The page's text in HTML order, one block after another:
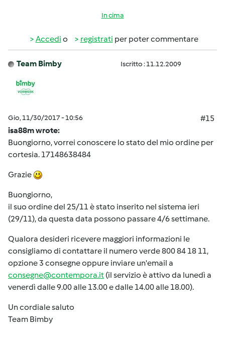
In cima
Accedi o registrati per poter commentare
Team Bimby Iscritto : 11.12.2009
Gio, 11/30/2017 - 10:56
#15
isa88m wrote:
Buongiorno, vorrei conoscere lo stato del mio ordine per
cortesia. 17148638484
Grazie
Buongiorno,
il suo ordine del 25/11 è stato inserito nel sistema ieri
(29/11), da questa data possono passare 4/6 settimane.
Qualora desideri ricevere maggiori informazioni le
consigliamo di contattare il numero verde 800 84 18 11,
opzione 3 consegne oppure inviare un'email a
consegne@contempora.it (il servizio è attivo da lunedì a
venerdì dalle 9.00 alle 13.00 e dalle 14.00 alle 18.00).
Un cordiale saluto
Team Bimby